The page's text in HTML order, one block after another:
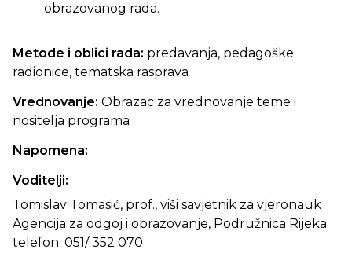
obrazovanog rada.
Metode i oblici rada: predavanja, pedagoške
radionice, tematska rasprava
Vrednovanje: Obrazac za vrednovanje teme i
nositelja programa
Napomena:
Voditelji:
Tomislav Tomasić, prof., viši savjetnik za vjeronauk
Agencija za odgoj i obrazovanje, Podružnica Rijeka
telefon: 051/ 352 070